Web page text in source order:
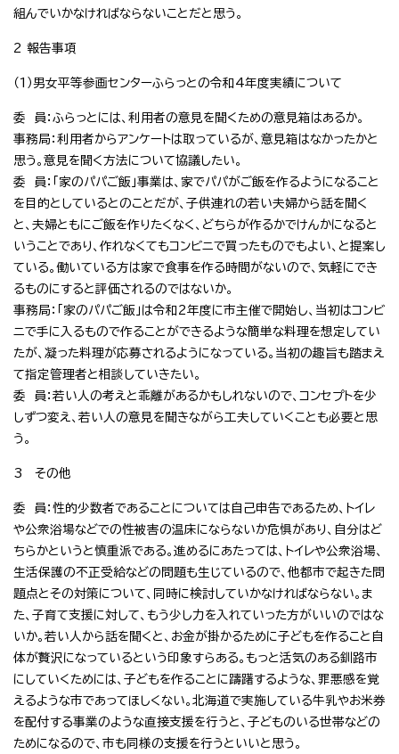
組んでいかなければならないことだと思う。
2 報告事項
（1）男女平等参画センターふらっとの令和4年度実績について
委 員：ふらっとには、利用者の意見を聞くための意見箱はあるか。
事務局：利用者からアンケートは取っているが、意見箱はなかったかと
思う。意見を聞く方法について協議したい。
委 員：「家のパパご飯」事業は、家でパパがご飯を作るようになること
を目的としているとのことだが、子供連れの若い夫婦から話を聞く
と、夫婦ともにご飯を作りたくなく、どちらが作るかでけんかになると
いうことであり、作れなくてもコンビニで買ったものでもよい、と提案し
ている。働いている方は家で食事を作る時間がないので、気軽にでき
るものにすると評価されるのではないか。
事務局：「家のパパご飯」は令和2年度に市主催で開始し、当初はコンビ
ニで手に入るもので作ることができるような簡単な料理を想定してい
たが、凝った料理が応募されるようになっている。当初の趣旨も踏まえ
て指定管理者と相談していきたい。
委 員：若い人の考えと乖離があるかもしれないので、コンセプトを少
しずつ変え、若い人の意見を聞きながら工夫していくことも必要と思
う。
3 その他
委 員：性的少数者であることについては自己申告であるため、トイレ
や公衆浴場などでの性被害の温床にならないか危惧があり、自分はど
ちらかというと慎重派である。進めるにあたっては、トイレや公衆浴場、
生活保護の不正受給などの問題も生じているので、他都市で起きた問
題点とその対策について、同時に検討していかなければならない。ま
た、子育て支援に対して、もう少し力を入れていった方がいいのではな
いか。若い人から話を聞くと、お金が掛かるために子どもを作ること自
体が贅沢になっているという印象すらある。もっと活気のある釧路市
にしていくためには、子どもを作ることに躊躇するような、罪悪感を覚
えるような市であってほしくない。北海道で実施している牛乳やお米券
を配付する事業のような直接支援を行うと、子どものいる世帯などの
ためになるので、市も同様の支援を行うといいと思う。